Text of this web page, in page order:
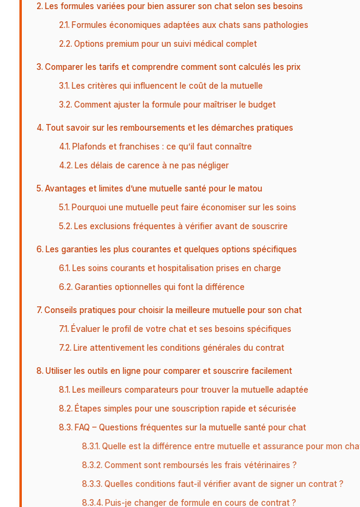
Les formules variées pour bien assurer son chat selon ses besoins
Formules économiques adaptées aux chats sans pathologies
Options premium pour un suivi médical complet
Comparer les tarifs et comprendre comment sont calculés les prix
Les critères qui influencent le coût de la mutuelle
Comment ajuster la formule pour maîtriser le budget
Tout savoir sur les remboursements et les démarches pratiques
Plafonds et franchises : ce qu’il faut connaître
Les délais de carence à ne pas négliger
Avantages et limites d’une mutuelle santé pour le matou
Pourquoi une mutuelle peut faire économiser sur les soins
Les exclusions fréquentes à vérifier avant de souscrire
Les garanties les plus courantes et quelques options spécifiques
Les soins courants et hospitalisation prises en charge
Garanties optionnelles qui font la différence
Conseils pratiques pour choisir la meilleure mutuelle pour son chat
Évaluer le profil de votre chat et ses besoins spécifiques
Lire attentivement les conditions générales du contrat
Utiliser les outils en ligne pour comparer et souscrire facilement
Les meilleurs comparateurs pour trouver la mutuelle adaptée
Étapes simples pour une souscription rapide et sécurisée
FAQ – Questions fréquentes sur la mutuelle santé pour chat
Quelle est la différence entre mutuelle et assurance pour mon
Comment sont remboursés les frais vétérinaires ?
Quelles conditions faut-il vérifier avant de signer un contrat ?
Puis-je changer de formule en cours de contrat ?